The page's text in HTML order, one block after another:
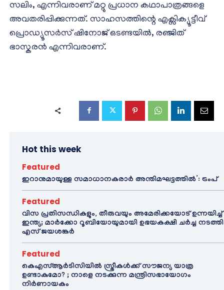
സലിം, എന്നിവരാണ് മറ്റു പ്രധാന കഥാപാത്രങ്ങളെ
അവതരിപ്പിക്കുന്നത്. സാഹസത്തിന്റെ എക്സിക്യൂട്ടീവ്
പ്രൊഡ്യൂസർസ് ഷിനോജ് ഒടണ്ടയിൽ, രഞ്ജിത്
ഭാസ്കരൻ എന്നിവരാണ്.
Hot this week
Featured
ഇറാനുമായുള്ള സമാധാനകരാർ അന്തിമഘട്ടത്തിൽ‌’: ട്രംപ്
Featured
വിസ പ്രതിസന്ധികളും, തീരുവയും അമേരിക്കയോട് ഉന്നയിച്ച്
ഇന്ത്യ; മാർക്കോ റൂബിയോയുമായി ഉഭയകക്ഷി ചർച്ച നടത്തി
എസ് ജയശങ്കർ
Featured
കെഎസ്ആർടിസിയിൽ സ്ത്രീകൾക്ക് സൗജന്യ യാത്ര
ഉണ്ടാകുമോ? ; നാളെ നടക്കുന്ന മന്ത്രിസഭായോഗം
നിർണായകം